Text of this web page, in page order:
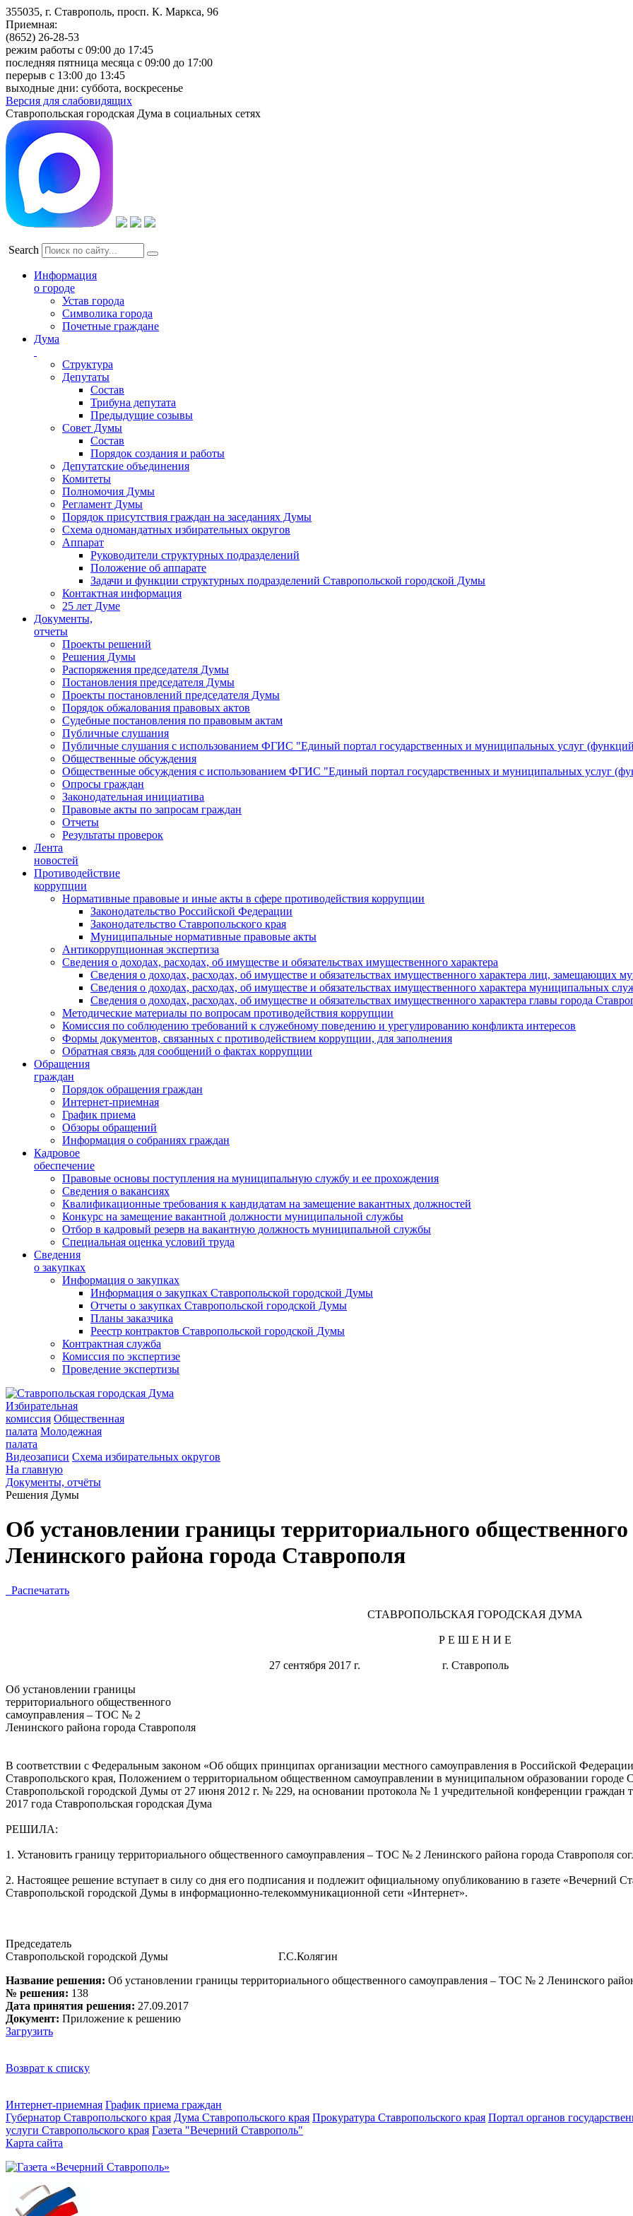
355035, г. Ставрополь, просп. К. Маркса, 96
Приемная:
(8652) 26-28-53
режим работы с 09:00 до 17:45
последняя пятница месяца с 09:00 до 17:00
перерыв с 13:00 до 13:45
выходные дни: суббота, воскресенье
Версия для слабовидящих
Ставропольская городская Дума в социальных сетях
Search
Информация
о городе
Устав города
Символика города
Почетные граждане
Дума
Структура
Депутаты
Состав
Трибуна депутата
Предыдущие созывы
Совет Думы
Состав
Порядок создания и работы
Депутатские объединения
Комитеты
Полномочия Думы
Регламент Думы
Порядок присутствия граждан на заседаниях Думы
Схема одномандатных избирательных округов
Аппарат
Руководители структурных подразделений
Положение об аппарате
Задачи и функции структурных подразделений Ставропольской городской Думы
Контактная информация
25 лет Думе
Документы,
отчеты
Проекты решений
Решения Думы
Распоряжения председателя Думы
Постановления председателя Думы
Проекты постановлений председателя Думы
Порядок обжалования правовых актов
Судебные постановления по правовым актам
Публичные слушания
Публичные слушания с использованием ФГИС "Единый портал государственных и муниципальных услуг
Общественные обсуждения
Общественные обсуждения с использованием ФГИС "Единый портал государственных и муниципальных услуг
Опросы граждан
Законодательная инициатива
Правовые акты по запросам граждан
Отчеты
Результаты проверок
Лента
новостей
Противодействие
коррупции
Нормативные правовые и иные акты в сфере противодействия коррупции
Законодательство Российской Федерации
Законодательство Ставропольского края
Муниципальные нормативные правовые акты
Антикоррупционная экспертиза
Сведения о доходах, расходах, об имуществе и обязательствах имущественного характера
Сведения о доходах, расходах, об имуществе и обязательствах имущественного характера лиц,
Сведения о доходах, расходах, об имуществе и обязательствах имущественного характера муниципальных
Сведения о доходах, расходах, об имуществе и обязательствах имущественного характера главы города
Методические материалы по вопросам противодействия коррупции
Комиссия по соблюдению требований к служебному поведению и урегулированию конфликта интересов
Формы документов, связанных с противодействием коррупции, для заполнения
Обратная связь для сообщений о фактах коррупции
Обращения
граждан
Порядок обращения граждан
Интернет-приемная
График приема
Обзоры обращений
Информация о собраниях граждан
Кадровое
обеспечение
Правовые основы поступления на муниципальную службу и ее прохождения
Сведения о вакансиях
Квалификационные требования к кандидатам на замещение вакантных должностей
Конкурс на замещение вакантной должности муниципальной службы
Отбор в кадровый резерв на вакантную должность муниципальной службы
Специальная оценка условий труда
Сведения
о закупках
Информация о закупках
Информация о закупках Ставропольской городской Думы
Отчеты о закупках Ставропольской городской Думы
Планы заказчика
Реестр контрактов Ставропольской городской Думы
Контрактная служба
Комиссия по экспертизе
Проведение экспертизы
Избирательная
комиссия Общественная
палата Молодежная
палата
Видеозаписи Схема избирательных округов
На главную
Документы, отчёты
Решения Думы
Об установлении границы территориального
Ленинского района города Ставрополя
Распечатать
СТАВРОПОЛЬСКАЯ ГОРОДСКАЯ ДУМА
Р Е Ш Е Н И Е
27 сентября 2017 г. г. Ставрополь
Об установлении границы
территориального общественного
самоуправления – ТОС № 2
Ленинского района города Ставрополя
В соответствии с Федеральным законом «Об общих принципах организации местного самоуправления в Российской
Ставропольского края, Положением о территориальном общественном самоуправлении в муниципальном образовании
Ставропольской городской Думы от 27 июня 2012 г. № 229, на основании протокола № 1 учредительной конференции граждан
2017 года Ставропольская городская Дума
РЕШИЛА:
1. Установить границу территориального общественного самоуправления – ТОС № 2 Ленинского района города Ставрополя
2. Настоящее решение вступает в силу со дня его подписания и подлежит официальному опубликованию в газете «Вечерний
Ставропольской городской Думы в информационно-телекоммуникационной сети «Интернет».
Председатель
Ставропольской городской Думы Г.С.Колягин
Название решения: Об установлении границы территориального общественного самоуправления – ТОС № 2 Ленинского
№ решения: 138
Дата принятия решения: 27.09.2017
Документ: Приложение к решению
Загрузить
Возврат к списку
Интернет-приемная График приема граждан
Губернатор Ставропольского края Дума Ставропольского края Прокуратура Ставропольского края Портал органов
услуги Ставропольского края Газета "Вечерний Ставрополь"
Карта сайта